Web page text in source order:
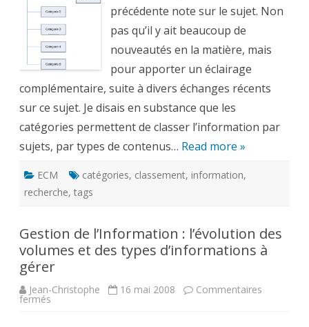
précédente note sur le sujet. Non
pas qu’il y ait beaucoup de
nouveautés en la matière, mais
pour apporter un éclairage
complémentaire, suite à divers échanges récents
sur ce sujet. Je disais en substance que les
catégories permettent de classer l’information par
sujets, par types de contenus… Read more »
ECM catégories, classement, information,
recherche, tags
Gestion de l’Information : l’évolution des
volumes et des types d’informations à
gérer
Jean-Christophe 16 mai 2008 Commentaires
fermés